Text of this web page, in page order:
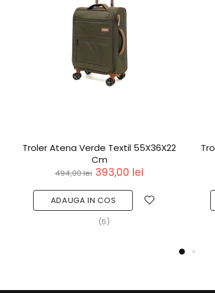
Troler Atena Verde Textil 55X36X22
Cm
494,00 lei 393,00 lei
ADAUGA IN COS
(5)